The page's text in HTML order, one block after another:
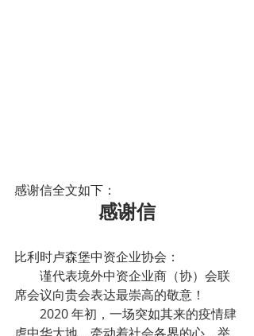
感谢信全文如下：
感谢信
比利时卢森堡中资企业协会：
席会议向贵会表达最崇高的敬意！